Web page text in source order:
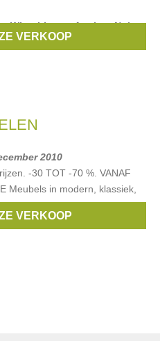
Witte Lietaer,Auping,Nolte,
VERKOOP
2010
-30 TOT -70 %. VANAF
Meubels in modern, klassiek,
,Perfecta
VERKOOP